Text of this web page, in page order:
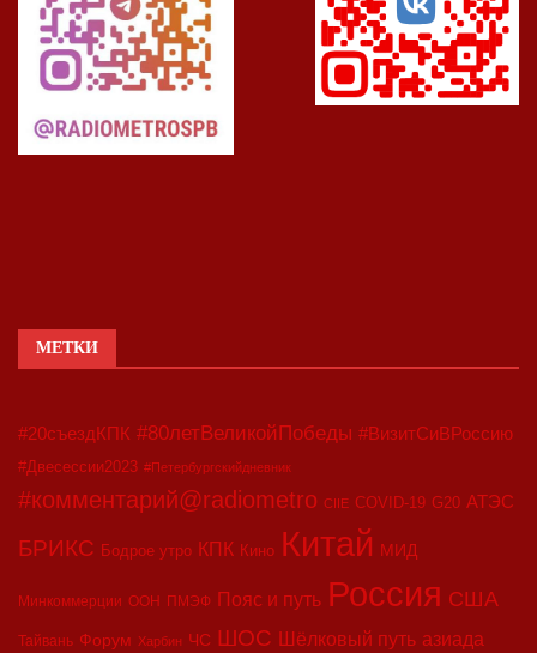
МЕТКИ
#20съездКПК #80летВеликойПобеды #ВизитСиВРоссию
#Двесессии2023 #Петербургскийдневник
#комментарий@radiometro CIIE COVID-19 G20 АТЭС
БРИКС Бодрое утро КПК Кино Китай МИД
Минкоммерции ООН ПМЭФ Пояс и путь Россия США
Тайвань Форум Харбин ЧС ШОС Шёлковый путь азиада